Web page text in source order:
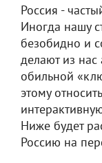
Россия -
Иногда нашу
безобидно и
делают из нас
обильной
этому
Ниже будет
Россию на